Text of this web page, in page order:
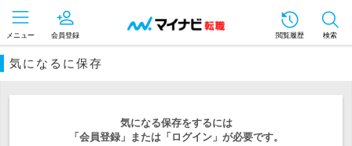
メニュー 会員登録 閲覧履歴 検索
気になるに保存
気になる保存をするには
「会員登録」または「ログイン」が必要です。